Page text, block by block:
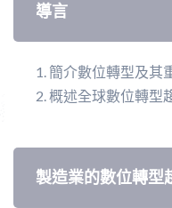
導言
簡介數位轉型及其
概述全球數位轉型
製造業的數位轉型